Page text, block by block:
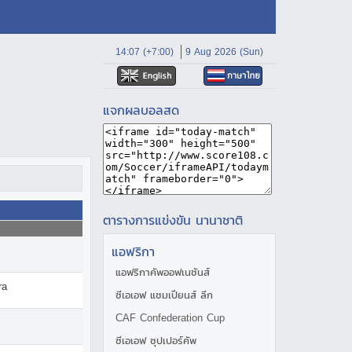
14:07 (+7:00) 9 Aug 2026 (Sun)
แจกผลบอลสด
ตารางการแข่งขัน นานาชาติ
แอฟริกา
แอฟริกาคัพออฟเนชันส์
ซีเอเอฟ แชมเปียนส์ ลีก
CAF Confederation Cup
ซีเอเอฟ ซุปเปอร์คัพ